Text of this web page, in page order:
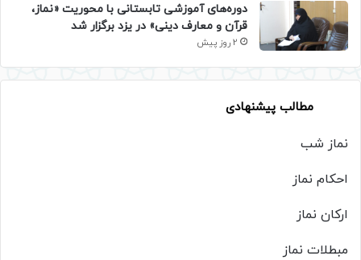
دوره‌های آموزشی تابستانی با محوریت «نماز،
قرآن و معارف دینی» در یزد برگزار شد
2 روز پیش
مطالب پیشنهادی
نماز شب
احکام نماز
ارکان نماز
مبطلات نماز